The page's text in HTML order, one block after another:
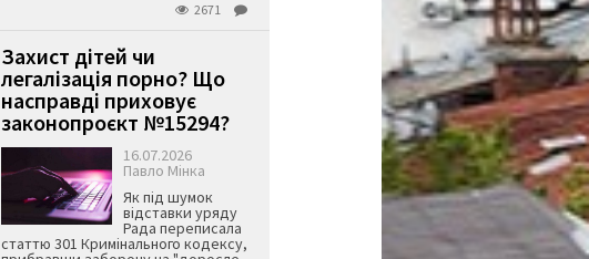
2671
Захист дітей чи
легалізація порно? Що
насправді приховує
законопроєкт №15294?
16.07.2026
Павло Мінка
Як під шумок
відставки уряду
Рада переписала
статтю 301 Кримінального кодексу,